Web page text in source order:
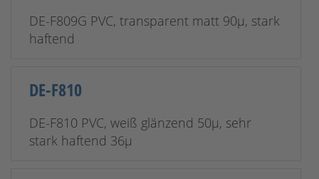
DE-F809G PVC, transparent matt 90µ, stark
haftend
DE-F810
DE-F810 PVC, weiß glänzend 50µ, sehr
stark haftend 36µ